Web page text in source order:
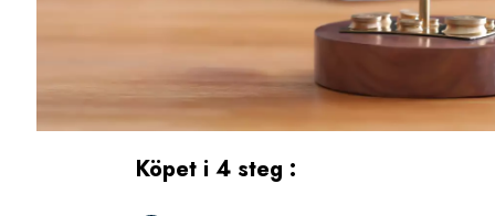
Köpet i 4 steg :